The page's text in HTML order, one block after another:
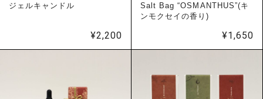
ジェルキャンドル
¥2,200
Salt Bag “OSMANTHUS”(キ
ンモクセイの香り)
¥1,650